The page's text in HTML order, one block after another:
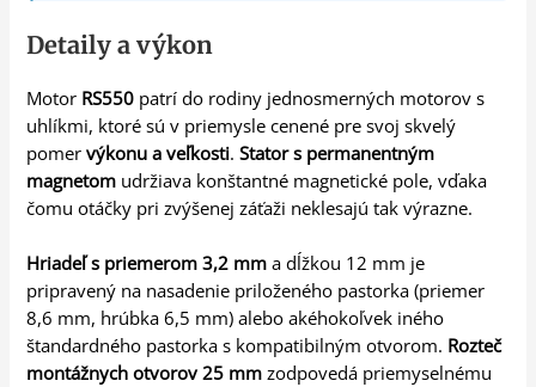
Detaily a výkon
Motor RS550 patrí do rodiny jednosmerných motorov s
uhlíkmi, ktoré sú v priemysle cenené pre svoj skvelý
pomervýkonu a veľkosti.Stator s permanentným
magnetom udržiava konštantné magnetické pole, vďaka
čomu otáčky pri zvýšenej záťaži neklesajú tak výrazne.
Hriadeľ s priemerom 3,2 mm a dĺžkou 12 mm je
pripravený na nasadenie priloženého pastorka (priemer
8,6 mm, hrúbka 6,5 mm) alebo akéhokoľvek iného
štandardného pastorka s kompatibilným otvorom. Rozteč
montážnych otvorov 25 mm zodpovedá priemyselnému